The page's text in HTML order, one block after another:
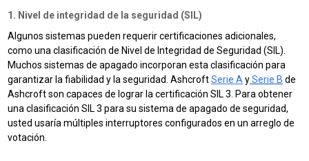
1. Nivel de integridad de la seguridad (SIL)
Algunos sistemas pueden requerir certificaciones adicionales,
como una clasificación de Nivel de Integridad de Seguridad (SIL).
Muchos sistemas de apagado incorporan esta clasificación para
garantizar la fiabilidad y la seguridad. AshcroftSerie A ySerie B de
Ashcroft son capaces de lograr la certificación SIL 3. Para obtener
una clasificación SIL 3 para su sistema de apagado de seguridad,
usted usaría múltiples interruptores configurados en un arreglo de
votación.